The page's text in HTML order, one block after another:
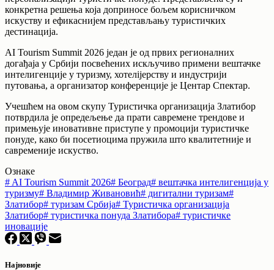
конкретна решења која доприносе бољем корисничком
искуству и ефикаснијем представљању туристичких
дестинација.
AI Tourism Summit 2026 један је од првих регионалних
догађаја у Србији посвећених искључиво примени вештачке
интелигенције у туризму, хотелijерству и индустрији
путовања, а организатор конференције је Центар Спектар.
Учешћем на овом скупу Туристичка организација Златибор
потврдила је опредељење да прати савремене трендове и
примењује иновативне приступе у промоцији туристичке
понуде, како би посетиоцима пружила што квалитетније и
савременије искуство.
Ознаке
# AI Tourism Summit 2026# Београд# вештачка интелигенција у
туризму# Владимир Живановић# дигитални туризам#
Златибор# туризам Србија# Туристичка организација
Златибор# туристичка понуда Златибора# туристичке
иновације
Најновије